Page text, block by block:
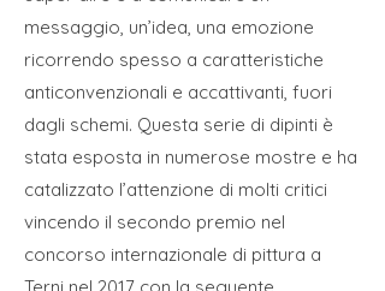
messaggio, un’idea, una emozione
ricorrendo spesso a caratteristiche
anticonvenzionali e accattivanti, fuori
dagli schemi. Questa serie di dipinti è
stata esposta in numerose mostre e ha
catalizzato l’attenzione di molti critici
vincendo il secondo premio nel
concorso internazionale di pittura a